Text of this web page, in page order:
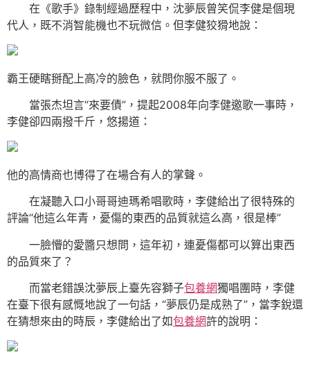
在《歌手》錄制經過歷程中，沈夢辰曾笑侃李健是個現
代人，既不消智能機也不玩微信。但李健狡猾地說：
霸王硬瞎掰配上高冷的臉色，就問你服不服了。
當張杰坦言“來要債”，提起2008年向李健邀歌一事時，
李健卻四兩撥千斤，悠揚道：
他的高情商也博得了在場合有人的掌聲。
在凝聽入口小哥哥迪瑪希唱歌時，李健給出了很特殊的
評論“他這么年青，憂傷的東西的品質就這么高，很是棒”
一臉懵的愛醬只想問，這年初，連憂傷都可以算出東西
的品質來了？
而當老錯誤沈夢辰上臺先容獅子包養網獨唱團時，李健
在臺下很有感慨地說了一句話，“夢辰仍是成熟了”，當李銳還
在猜想來由的時辰，李健給出了如包養網許的說明：